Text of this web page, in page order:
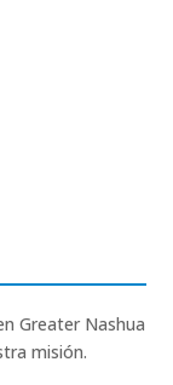
Greater Nashua
misión.